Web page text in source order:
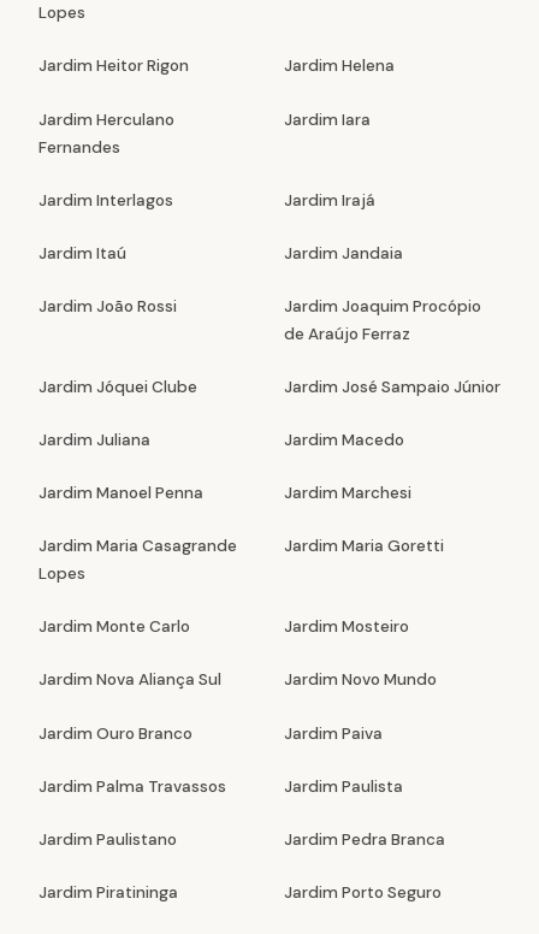
Lopes
Jardim Heitor Rigon Jardim Helena
Jardim Herculano
Fernandes
Jardim Iara
Jardim Interlagos Jardim Irajá
Jardim Itaú Jardim Jandaia
Jardim João Rossi
Jardim Joaquim Procópio
de Araújo Ferraz
Jardim Jóquei Clube Jardim José Sampaio Júnior
Jardim Juliana Jardim Macedo
Jardim Manoel Penna Jardim Marchesi
Jardim Maria Casagrande
Lopes
Jardim Maria Goretti
Jardim Monte Carlo Jardim Mosteiro
Jardim Nova Aliança Sul Jardim Novo Mundo
Jardim Ouro Branco Jardim Paiva
Jardim Palma Travassos Jardim Paulista
Jardim Paulistano Jardim Pedra Branca
Jardim Piratininga Jardim Porto Seguro